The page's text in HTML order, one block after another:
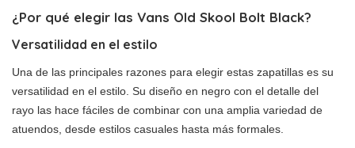
¿Por qué elegir las Vans Old Skool Bolt Black?
Versatilidad en el estilo
Una de las principales razones para elegir estas zapatillas es su
versatilidad en el estilo. Su diseño en negro con el detalle del
rayo las hace fáciles de combinar con una amplia variedad de
atuendos, desde estilos casuales hasta más formales.